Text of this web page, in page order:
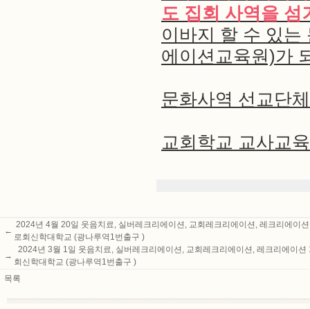
도 집회 사역을
이바지 할 수 있는
에이션교육원)가
문화사역 선교단
교회학교 교사교
←
2024년 4월 20일 웃음치료, 실버레크리에이션, 교회레크리에이션, 레크리에이
로회신학대학교 (광나루역1번출구 )
→
2024년 3월 1일 웃음치료, 실버레크리에이션, 교회레크리에이션, 레크리에이
회신학대학교 (광나루역1번출구 )
목록